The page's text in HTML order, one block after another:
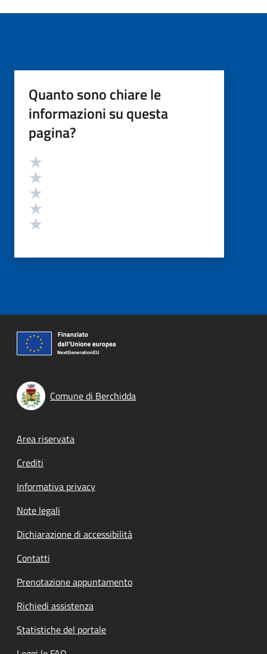
Quanto sono chiare le
informazioni su questa
pagina?
Valutazione
Comune di Berchidda
Footer menu
Area riservata
Crediti
Informativa privacy
Note legali
Dichiarazione di accessibilità
Contatti
Prenotazione appuntamento
Richiedi assistenza
Statistiche del portale